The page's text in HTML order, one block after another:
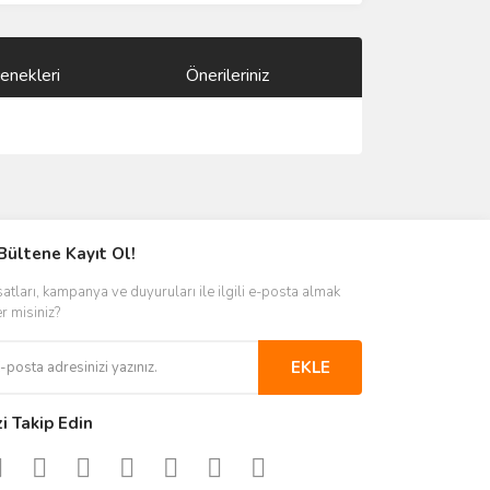
Önerileriniz
Kayıt Ol!
kampanya ve duyuruları ile ilgili e-posta almak
misiniz?
EKLE
Takip Edin